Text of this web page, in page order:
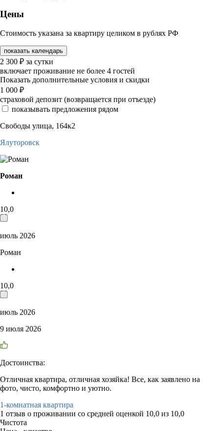
Цены
Стоимость указана за квартиру целиком в рублях РФ
показать календарь
2 300 ₽ за сутки
включает проживание не более 4 гостей
Показать дополнительные условия и скидки
1 000 ₽
страховой депозит (возвращается при отъезде)
показывать предложения рядом
Свободы улица, 164к2
Ялуторовск
Роман
10,0
июль 2026
Роман
10,0
июль 2026
9 июля 2026
Достоинства:
Отличная квартира, отличная хозяйка! Все, как заявлено на
фото, чисто, комфортно и уютно.
1-комнатная квартира
1 отзыв о проживании со средней оценкой 10,0 из 10,0
Чистота